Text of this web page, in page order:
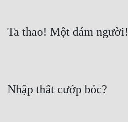
Ta thao! Một đám người!
Nhập thất cướp bóc?